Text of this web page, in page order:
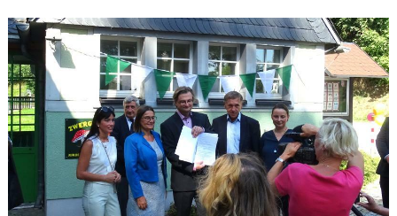
Anzeigensuche
Digitale Ausgaben